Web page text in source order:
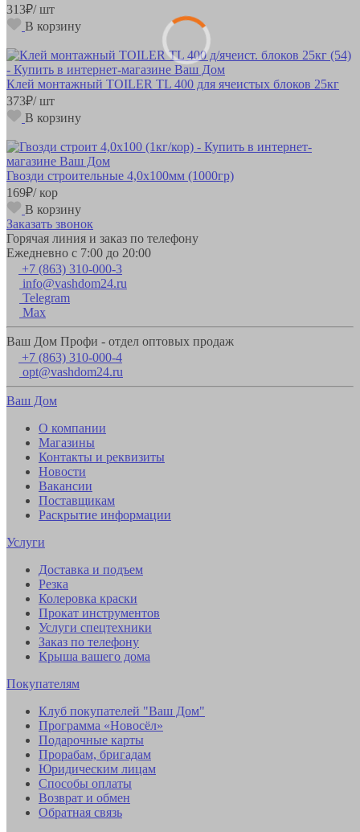
313₽/ шт
В корзину
Клей монтажный TOILER TL 400 для ячеистых блоков 25кг
373₽/ шт
В корзину
Гвозди строительные 4,0х100мм (1000гр)
169₽/ кор
В корзину
Заказать звонок
Горячая линия и заказ по телефону
Ежедневно с 7:00 до 20:00
+7 (863) 310-000-3
info@vashdom24.ru
Telegram
Max
Ваш Дом Профи - отдел оптовых продаж
+7 (863) 310-000-4
opt@vashdom24.ru
Ваш Дом
О компании
Магазины
Контакты и реквизиты
Новости
Вакансии
Поставщикам
Раскрытие информации
Услуги
Доставка и подъем
Резка
Колеровка краски
Прокат инструментов
Услуги спецтехники
Заказ по телефону
Крыша вашего дома
Покупателям
Клуб покупателей "Ваш Дом"
Программа «Новосёл»
Подарочные карты
Прорабам, бригадам
Юридическим лицам
Способы оплаты
Возврат и обмен
Обратная связь